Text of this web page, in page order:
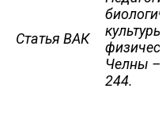
Статья ВАК
Челны –
244.